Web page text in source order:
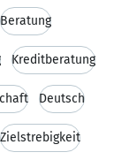
Beratung
Kreditberatung
Deutsch
Zielstrebigkeit